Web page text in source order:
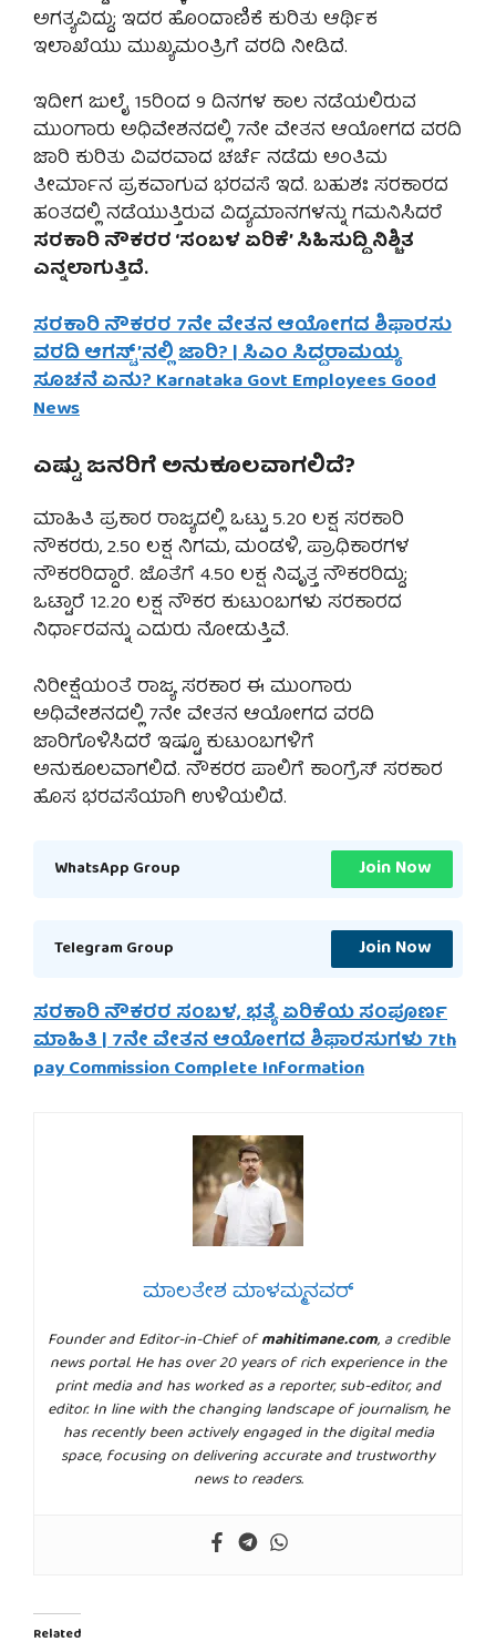
ಅಗತ್ಯವಿದ್ದು; ಇದರ ಹೊಂದಾಣಿಕೆ ಕುರಿತು ಆರ್ಥಿಕ
ಇಲಾಖೆಯು ಮುಖ್ಯಮಂತ್ರಿಗೆ ವರದಿ ನೀಡಿದೆ.
ಇದೀಗ ಜುಲೈ 15ರಿಂದ 9 ದಿನಗಳ ಕಾಲ ನಡೆಯಲಿರುವ
ಮುಂಗಾರು ಅಧಿವೇಶನದಲ್ಲಿ 7ನೇ ವೇತನ ಆಯೋಗದ ವರದಿ
ಜಾರಿ ಕುರಿತು ವಿವರವಾದ ಚರ್ಚೆ ನಡೆದು ಅಂತಿಮ
ತೀರ್ಮಾನ ಪ್ರಕವಾಗುವ ಭರವಸೆ ಇದೆ. ಬಹುಶಃ ಸರಕಾರದ
ಹಂತದಲ್ಲಿ ನಡೆಯುತ್ತಿರುವ ವಿದ್ಯಮಾನಗಳನ್ನು ಗಮನಿಸಿದರೆ
ಸರಕಾರಿ ನೌಕರರ ‘ಸಂಬಳ ಏರಿಕೆ’ ಸಿಹಿಸುದ್ದಿ ನಿಶ್ಚಿತ
ಎನ್ನಲಾಗುತ್ತಿದೆ.
ಸರಕಾರಿ ನೌಕರರ 7ನೇ ವೇತನ ಆಯೋಗದ ಶಿಫಾರಸು
ವರದಿ ಆಗಸ್ಟ್’ನಲ್ಲಿ ಜಾರಿ? | ಸಿಎಂ ಸಿದ್ದರಾಮಯ್ಯ
ಸೂಚನೆ ಏನು? Karnataka Govt Employees Good
News
ಎಷ್ಟು ಜನರಿಗೆ ಅನುಕೂಲವಾಗಲಿದೆ?
ಮಾಹಿತಿ ಪ್ರಕಾರ ರಾಜ್ಯದಲ್ಲಿ ಒಟ್ಟು 5.20 ಲಕ್ಷ ಸರಕಾರಿ
ನೌಕರರು, 2.50 ಲಕ್ಷ ನಿಗಮ, ಮಂಡಳಿ, ಪ್ರಾಧಿಕಾರಗಳ
ನೌಕರರಿದ್ದಾರೆ. ಜೊತೆಗೆ 4.50 ಲಕ್ಷ ನಿವೃತ್ತ ನೌಕರರಿದ್ದು;
ಒಟ್ಟಾರೆ 12.20 ಲಕ್ಷ ನೌಕರ ಕುಟುಂಬಗಳು ಸರಕಾರದ
ನಿರ್ಧಾರವನ್ನು ಎದುರು ನೋಡುತ್ತಿವೆ.
ನಿರೀಕ್ಷೆಯಂತೆ ರಾಜ್ಯ ಸರಕಾರ ಈ ಮುಂಗಾರು
ಅಧಿವೇಶನದಲ್ಲಿ 7ನೇ ವೇತನ ಆಯೋಗದ ವರದಿ
ಜಾರಿಗೊಳಿಸಿದರೆ ಇಷ್ಟೂ ಕುಟುಂಬಗಳಿಗೆ
ಅನುಕೂಲವಾಗಲಿದೆ. ನೌಕರರ ಪಾಲಿಗೆ ಕಾಂಗ್ರೆಸ್ ಸರಕಾರ
ಹೊಸ ಭರವಸೆಯಾಗಿ ಉಳಿಯಲಿದೆ.
WhatsApp Group Join Now
Telegram Group Join Now
ಸರಕಾರಿ ನೌಕರರ ಸಂಬಳ, ಭತ್ಯೆ ಏರಿಕೆಯ ಸಂಪೂರ್ಣ
ಮಾಹಿತಿ | 7ನೇ ವೇತನ ಆಯೋಗದ ಶಿಫಾರಸುಗಳು 7th
pay Commission Complete Information
ಮಾಲತೇಶ ಮಾಳಮ್ಮನವರ್
Founder and Editor-in-Chief ofmahitimane.com, a credible
news portal. He has over 20 years of rich experience in the
print media and has worked as a reporter, sub-editor, and
editor. In line with the changing landscape of journalism, he
has recently been actively engaged in the digital media
space, focusing on delivering accurate and trustworthy
news to readers.
Related